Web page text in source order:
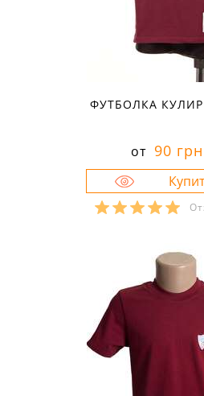
ФУТБОЛКА КУЛИР
от 90 грн
28